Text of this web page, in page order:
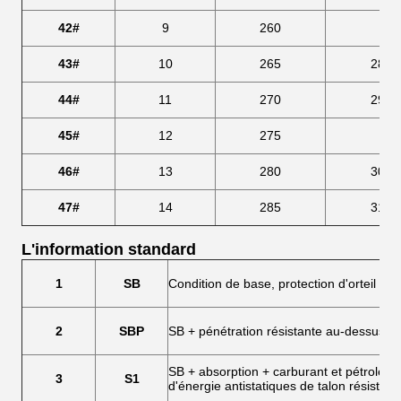
42# 9 260
43# 10 265
44# 11 270
45# 12 275
46# 13 280
47# 14 285
L'information standard
1 SB Condition de base, protection d'orteil
2 SBP SB + pénétration résistante au-dessus
3 S1
SB + absorption + carburant et pétrole
d'énergie antistatiques de talon